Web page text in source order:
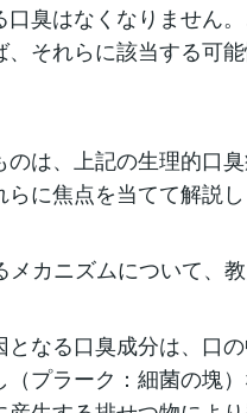
口臭はなくなりません
それらに該当する可
のは、上記の生理的口
に焦点を当てて解説し
カニズムについて、教
なる口臭成分は、口
プラーク：細菌の塊